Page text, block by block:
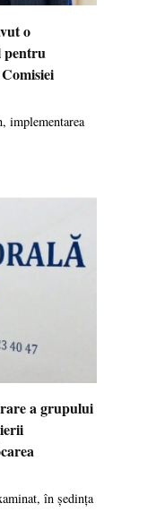
o
pentru
implementarea
a grupului
în ședința